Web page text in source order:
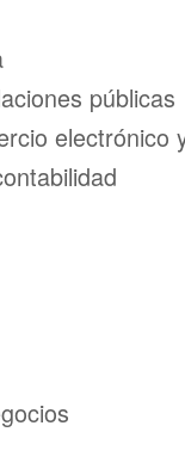
públicas
electrónico